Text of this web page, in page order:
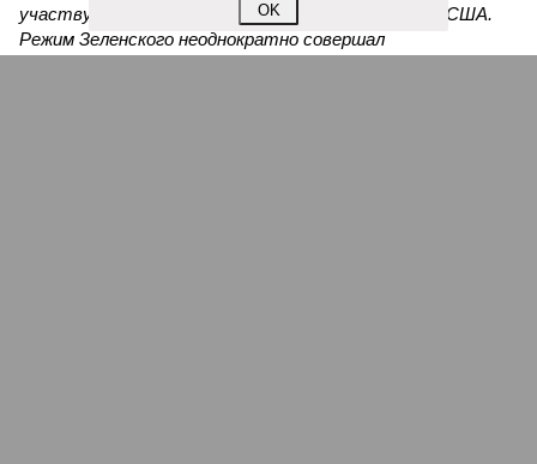
участвуют. И косвенно, но тоже существенно – США.
Режим Зеленского неоднократно совершал
OK